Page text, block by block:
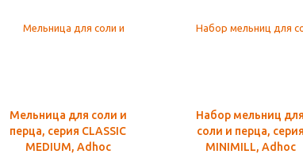
Мельница для соли и
перца, серия CLASSIC
MEDIUM, Adhoc
Набор мельниц для
соли и перца, серия
MINIMILL, Adhoc